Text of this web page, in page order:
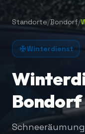
Standorte/Bondorf/
Winterdienst
Bondorf